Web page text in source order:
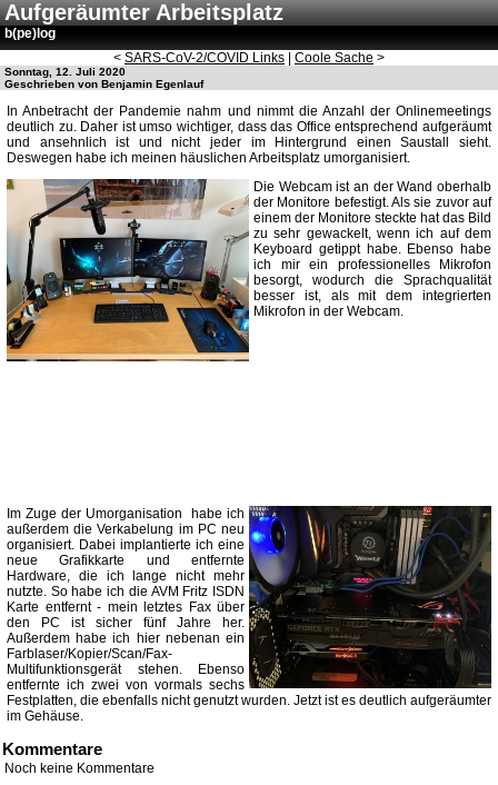
Aufgeräumter Arbeitsplatz
b(pe)log
< SARS-CoV-2/COVID Links Coole Sache >
Sonntag, 12. Juli 2020
Geschrieben von Benjamin Egenlauf
In Anbetracht der Pandemie nahm und nimmt die Anzahl der Onlinemeetings
deutlich zu. Daher ist umso wichtiger, dass das Office entsprechend aufgeräumt
und ansehnlich ist und nicht jeder im Hintergrund einen Saustall sieht.
Deswegen habe ich meinen häuslichen Arbeitsplatz umorganisiert.
Die Webcam ist an der Wand oberhalb
der Monitore befestigt. Als sie zuvor auf
einem der Monitore steckte hat das Bild
zu sehr gewackelt, wenn ich auf dem
Keyboard getippt habe. Ebenso habe
ich mir ein professionelles Mikrofon
besorgt, wodurch die Sprachqualität
besser ist, als mit dem integrierten
Mikrofon in der Webcam.
Im Zuge der Umorganisation habe ich
außerdem die Verkabelung im PC neu
organisiert. Dabei implantierte ich eine
neue Grafikkarte und entfernte
Hardware, die ich lange nicht mehr
nutzte. So habe ich die AVM Fritz ISDN
Karte entfernt - mein letztes Fax über
den PC ist sicher fünf Jahre her.
Außerdem habe ich hier nebenan ein
Farblaser/Kopier/Scan/Fax-
Multifunktionsgerät stehen. Ebenso
entfernte ich zwei von vormals sechs
Festplatten, die ebenfalls nicht genutzt wurden. Jetzt ist es deutlich aufgeräumter
im Gehäuse.
Kommentare
Noch keine Kommentare